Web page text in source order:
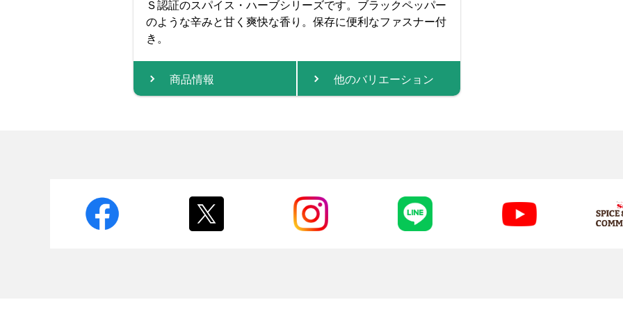
Ｓ認証のスパイス・ハーブシリーズです。ブラックペッパー
のような辛みと甘く爽快な香り。保存に便利なファスナー付
き。
商品情報 他のバリエーション